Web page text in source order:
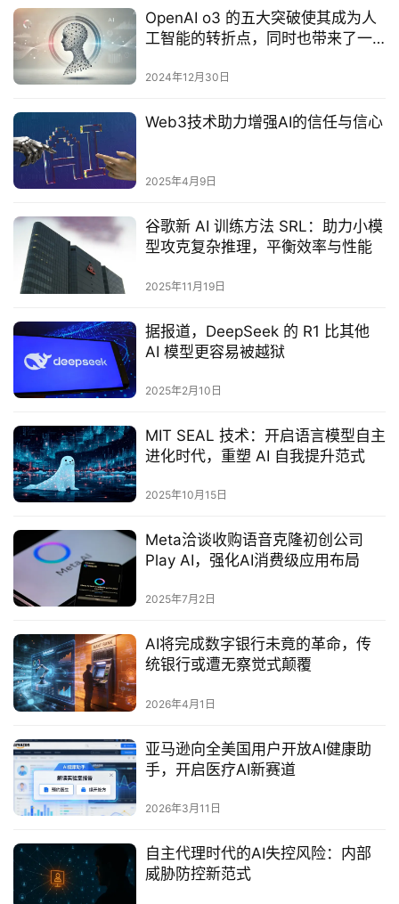
OpenAI o3 的五大突破使其成为人
工智能的转折点，同时也带来了一
2024年12月30日
Web3技术助力增强AI的信任与信心‌
2025年4月9日
谷歌新 AI 训练方法 SRL：助力小模
型攻克复杂推理，平衡效率与性能
2025年11月19日
据报道，DeepSeek 的 R1 比其他
AI 模型更容易被越狱
2025年2月10日
MIT SEAL 技术：开启语言模型自主
进化时代，重塑 AI 自我提升范式
2025年10月15日
Meta洽谈收购语音克隆初创公司
Play AI，强化AI消费级应用布局
2025年7月2日
AI将完成数字银行未竟的革命，传
统银行或遭无察觉式颠覆
2026年4月1日
亚马逊向全美国用户开放AI健康助
手，开启医疗AI新赛道
2026年3月11日
自主代理时代的AI失控风险：内部
威胁防控新范式